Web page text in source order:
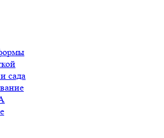
сада